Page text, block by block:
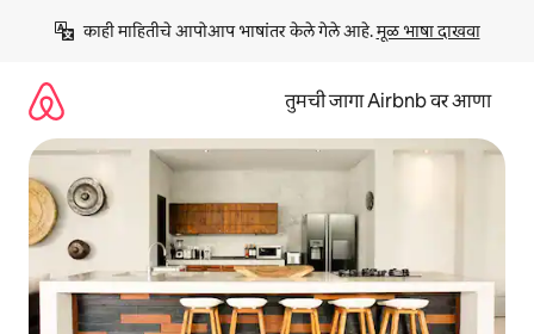
काही माहितीचे आपोआप भाषांतर केले गेले आहे. मूळ भाषा दाखवा
तुमची जागा Airbnb वर आणा